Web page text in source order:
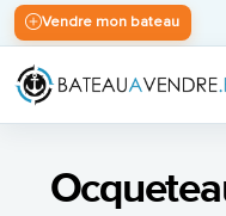
Vendre mon bateau